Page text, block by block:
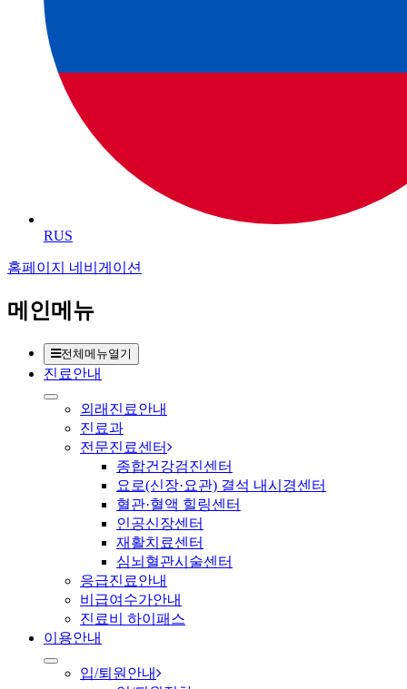
RUS
홈페이지 네비게이션
메인메뉴
전체메뉴열기
진료안내
외래진료안내
진료과
전문진료센터
종합건강검진센터
요로(신장·요관) 결석 내시경센터
혈관·혈액 힐링센터
인공신장센터
재활치료센터
심뇌혈관시술센터
응급진료안내
비급여수가안내
진료비 하이패스
이용안내
입/퇴원안내